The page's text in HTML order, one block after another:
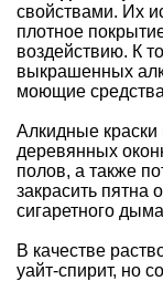
свойствами. Их
плотное
воздействию. К
выкрашенных
моющие
Алкидные
деревянных
полов, а также
закрасить пятна
сигаретного
В качестве
уайт-спирит, но